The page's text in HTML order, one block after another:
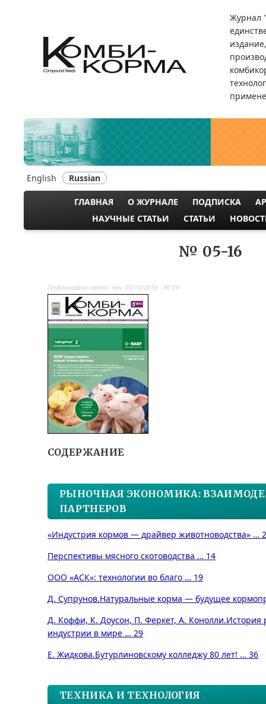
Журнал
English Russian
NAVIGATION
ГЛАВНАЯ О ЖУРНАЛЕ ПОДПИСКА
НАУЧНЫЕ СТАТЬИ
СТАТЬИ
№ 05-16
Опубликовано admin - вт, 05/10/2016 - 00:00
СОДЕРЖАНИЕ
РЫНОЧНАЯ ЭКОНОМИКА:
ПАРТНЕРОВ
«Индустрия кормов — драйвер животноводства» … 2
Перспективы мясного скотоводства … 14
ООО «АСК»: технологии во благо … 19
Д. Супрунов.Натуральные корма — будущее
Д. Коффи, К. Доусон, П. Феркет, А. Конолли.История
индустрии в мире … 29
Е. Жидкова.Бутурлиновскому колледжу 80 лет! … 36
ТЕХНИКА И ТЕХНОЛОГИЯ